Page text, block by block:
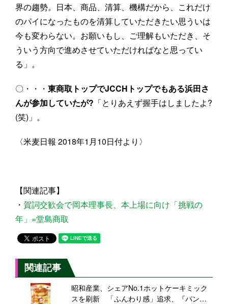
界の趨勢。日本、商品、清算、機構だから、これだけ
のパイになったものを清算していただきたい思ういは
今も変わらない。お願いもし、ご理解もいただき、そ
ういう方向で進めさせていただければなと思ってい
る」。
〇・・・ 東商取トップでJCCHトップでもある浜田さ
んが参加していたが? 「とりあえず握手はしましたよ?
(笑)」。
〈米麦日報 2018年1月10日付より〉
【関連記事】
・ 賀詞交歓会で岡本理事長、本上場に向け「挑戦の
年」=堂島商取
関連記事
昭和産業、シェアNo.1ホットケーキミック
スを刷新 「ふんわり感」追求、『パンど